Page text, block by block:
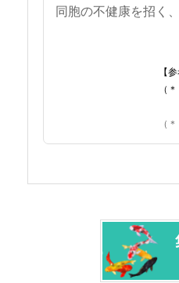
同胞の不健康を招く
【参考
（＊１）２０２３
「たばこの健康影響
（＊２）健検公式テ